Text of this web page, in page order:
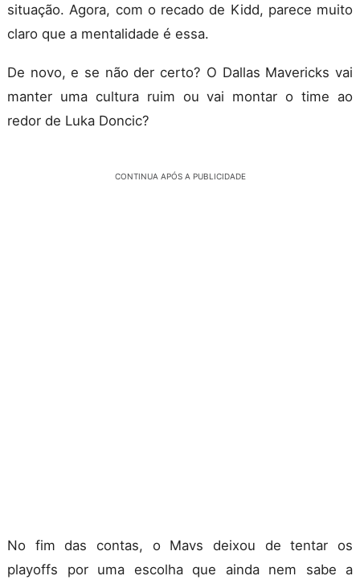
situação. Agora, com o recado de Kidd, parece muito
claro que a mentalidade é essa.
De novo, e se não der certo? O Dallas Mavericks vai
manter uma cultura ruim ou vai montar o time ao
redor de Luka Doncic?
CONTINUA APÓS A PUBLICIDADE
No fim das contas, o Mavs deixou de tentar os
playoffs por uma escolha que ainda nem sabe a